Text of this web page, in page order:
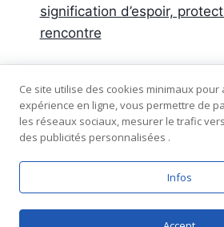
signification d’espoir,
rencontre
Commentaires
Aucun commentaire à afficher.
légales-
Ce site utilise des cookies minimaux
expérience en ligne, vous permettre de
les réseaux sociaux, mesurer le trafic
des publicités personnalisées .
Infos